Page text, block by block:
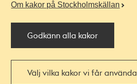
Om kakor på Stockholmskällan
Godkänn alla kakor
Välj vilka kakor vi får använda